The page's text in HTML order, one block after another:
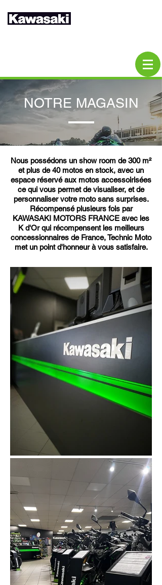
NOTRE MAGASIN
Nous possédons un show room de 300 m²
et plus de 40 motos en stock, avec un
espace réservé aux motos accessoirisées
ce qui vous permet de visualiser, et de
personnaliser votre moto sans surprises.
Récompensé plusieurs fois par
KAWASAKI MOTORS FRANCE avec les
K d'Or qui récompensent les meilleurs
concessionnaires de France, Technic Moto
met un point d'honneur à vous satisfaire.